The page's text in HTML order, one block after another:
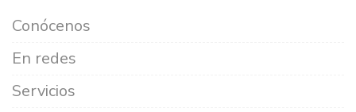
Conócenos
En redes
Servicios